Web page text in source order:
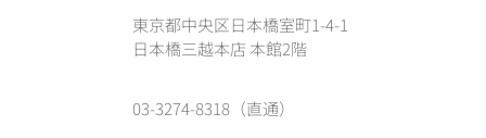
東京都中央区日本橋室町1-4-1
日本橋三越本店 本館2階
03-3274-8318（直通）